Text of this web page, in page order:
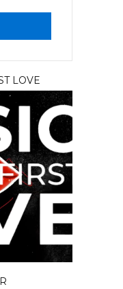
LOVE